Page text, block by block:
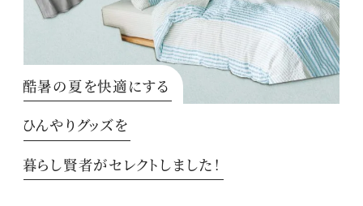
酷暑の夏を快適にする
ひんやりグッズを
暮らし賢者がセレクトしました！